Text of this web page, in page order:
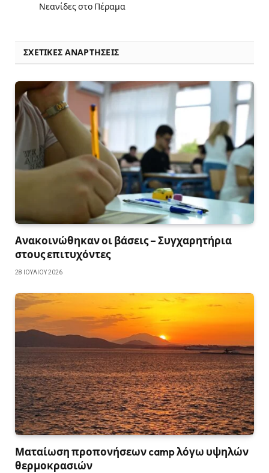
Νεανίδες στο Πέραμα
ΣΧΕΤΙΚΈΣ ΑΝΑΡΤΉΣΕΙΣ
Ανακοινώθηκαν οι βάσεις – Συγχαρητήρια
στους επιτυχόντες
28 ΙΟΥΛΊΟΥ 2026
Ματαίωση προπονήσεων camp λόγω υψηλών
θερμοκρασιών